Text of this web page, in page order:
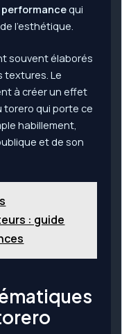
performancequi
l’esthétique.
souvent élaborés
textures. Le
à créer un effet
torero qui porte ce
habillement,
et de son
: guide